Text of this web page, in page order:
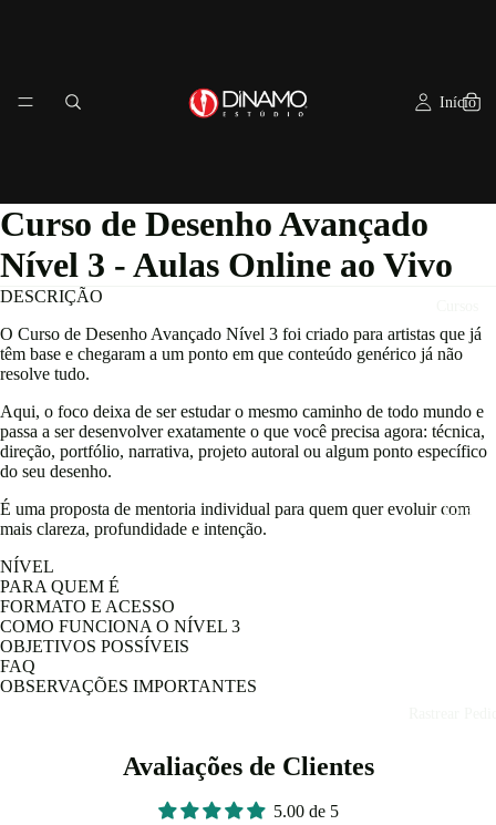
Início
Loja
Curso de Desenho Avançado
Nível 3 - Aulas Online ao Vivo
DESCRIÇÃO
O Curso de Desenho Avançado Nível 3 foi criado para artistas que já
têm base e chegaram a um ponto em que conteúdo genérico já não
resolve tudo.
Aqui, o foco deixa de ser estudar o mesmo caminho de todo mundo e
passa a ser desenvolver exatamente o que você precisa agora: técnica,
direção, portfólio, narrativa, projeto autoral ou algum ponto específico
do seu desenho.
É uma proposta de mentoria individual para quem quer evoluir com
mais clareza, profundidade e intenção.
NÍVEL
PARA QUEM É
FORMATO E ACESSO
COMO FUNCIONA O NÍVEL 3
OBJETIVOS POSSÍVEIS
FAQ
OBSERVAÇÕES IMPORTANTES
Avaliações de Clientes
5.00 de 5